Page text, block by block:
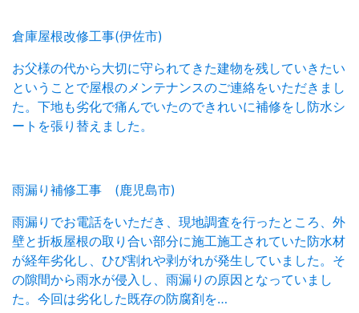
倉庫屋根改修工事(伊佐市)
お父様の代から大切に守られてきた建物を残していきたい
ということで屋根のメンテナンスのご連絡をいただきまし
た。下地も劣化で痛んでいたのできれいに補修をし防水シ
ートを張り替えました。
雨漏り補修工事 (鹿児島市)
雨漏りでお電話をいただき、現地調査を行ったところ、外
壁と折板屋根の取り合い部分に施工施工されていた防水材
が経年劣化し、ひび割れや剥がれが発生していました。そ
の隙間から雨水が侵入し、雨漏りの原因となっていまし
た。今回は劣化した既存の防腐剤を…